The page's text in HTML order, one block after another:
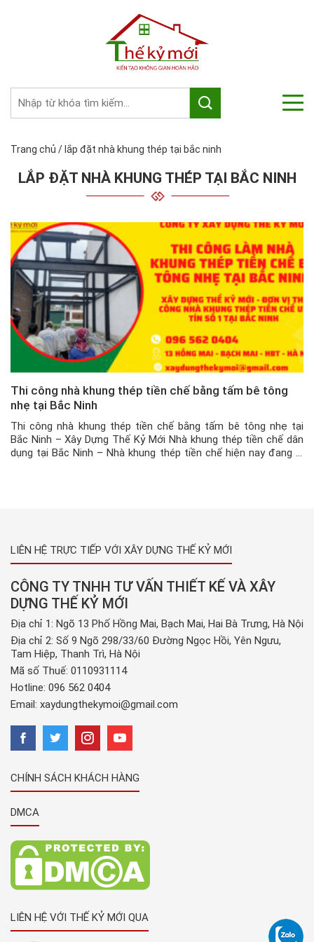
Trang chủ / lắp đặt nhà khung thép tại bắc ninh
LẮP ĐẶT NHÀ KHUNG THÉP TẠI BẮC NINH
Thi công nhà khung thép tiền chế bằng tấm bê tông
nhẹ tại Bắc Ninh
Thi công nhà khung thép tiền chế bằng tấm bê tông nhẹ tại
Bắc Ninh – Xây Dựng Thế Kỷ Mới Nhà khung thép tiền chế dân
dụng tại Bắc Ninh – Nhà khung thép tiền chế hiện nay đang là
LIÊN HỆ TRỰC TIẾP VỚI XÂY DỰNG THẾ KỶ MỚI
CÔNG TY TNHH TƯ VẤN THIẾT KẾ VÀ XÂY
DỰNG THẾ KỶ MỚI
Địa chỉ 1: Ngõ 13 Phố Hồng Mai, Bạch Mai, Hai Bà Trưng, Hà Nội
Địa chỉ 2: Số 9 Ngõ 298/33/60 Đường Ngọc Hồi, Yên Ngưu,
Tam Hiệp, Thanh Trì, Hà Nội
Mã số Thuế: 0110931114
Hotline: 096 562 0404
Email: xaydungthekymoi@gmail.com
CHÍNH SÁCH KHÁCH HÀNG
DMCA
LIÊN HỆ VỚI THẾ KỶ MỚI QUA